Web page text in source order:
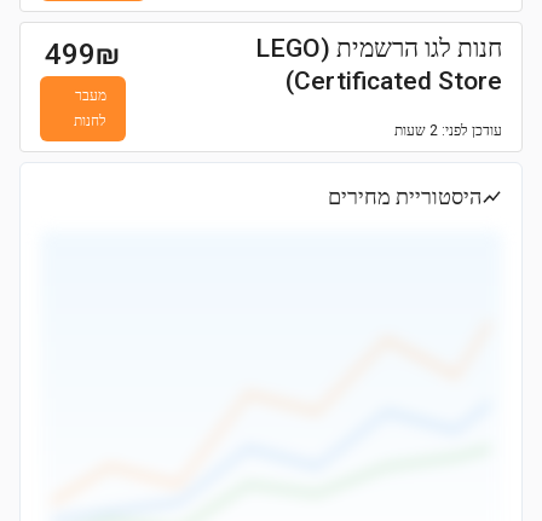
חנות לגו הרשמית (LEGO
Certificated Store)
עודכן לפני: 2 שעות
499₪
מעבר
לחנות
היסטוריית מחירים